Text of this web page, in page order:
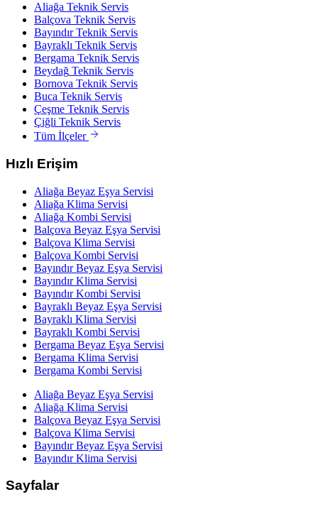
Aliağa Teknik Servis
Balçova Teknik Servis
BayındırTeknik Servis
Bayraklı Teknik Servis
Bergama Teknik Servis
Beydağ Teknik Servis
Bornova Teknik Servis
Buca Teknik Servis
Çeşme Teknik Servis
Çiğli Teknik Servis
Tüm İlçeler
Hızlı Erişim
Aliağa Beyaz Eşya Servisi
Aliağa Klima Servisi
Aliağa Kombi Servisi
Balçova Beyaz Eşya Servisi
Balçova Klima Servisi
Balçova Kombi Servisi
Bayındır Beyaz Eşya Servisi
Bayındır Klima Servisi
Bayındır Kombi Servisi
Bayraklı Beyaz Eşya Servisi
Bayraklı Klima Servisi
Bayraklı Kombi Servisi
Bergama Beyaz Eşya Servisi
Bergama Klima Servisi
Bergama Kombi Servisi
Aliağa Beyaz Eşya Servisi
Aliağa Klima Servisi
Balçova Beyaz Eşya Servisi
Balçova Klima Servisi
Bayındır Beyaz Eşya Servisi
Bayındır Klima Servisi
Sayfalar